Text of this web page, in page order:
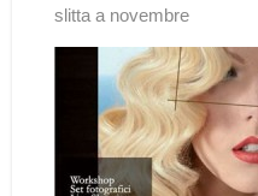
slitta a novembre